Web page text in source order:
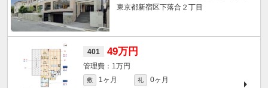
東京都新宿区下落合２丁目
401 49万円
1万円
敷 1ヶ月 礼
0ヶ月